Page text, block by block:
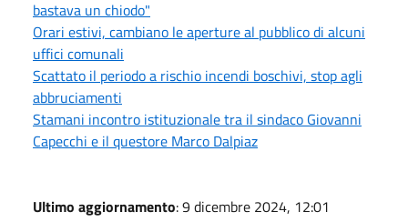
bastava un chiodo"
Orari estivi, cambiano le aperture al pubblico di alcuni
uffici comunali
Scattato il periodo a rischio incendi boschivi, stop agli
abbruciamenti
Stamani incontro istituzionale tra il sindaco Giovanni
Capecchi e il questore Marco Dalpiaz
Ultimo aggiornamento: 9 dicembre 2024, 12:01